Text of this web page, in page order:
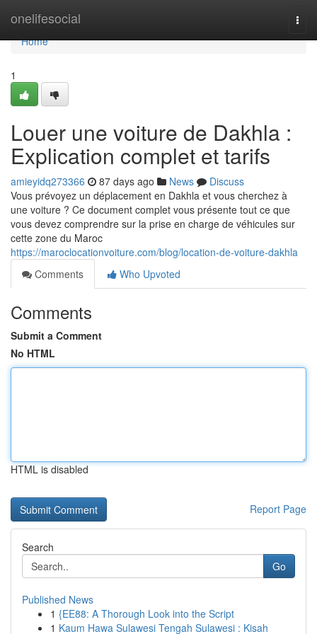
onelifesocial
Home
Home
1
Louer une voiture de Dakhla :
Explication complet et tarifs
amieyidq273366 87 days ago News
Discuss
Vous prévoyez un déplacement en Dakhla et vous cherchez à
une voiture ? Ce document complet vous présente tout ce que
vous devez comprendre sur la prise en charge de véhicules sur
cette zone du Maroc
https://maroclocationvoiture.com/blog/location-de-voiture-dakhla
Comments
Who Upvoted
Comments
Submit a Comment
No HTML
HTML is disabled
Report Page
Search
Go
Published News
1 {EE88: A Thorough Look into the Script
1 Kaum Hawa Sulawesi Tengah Sulawesi : Kisah